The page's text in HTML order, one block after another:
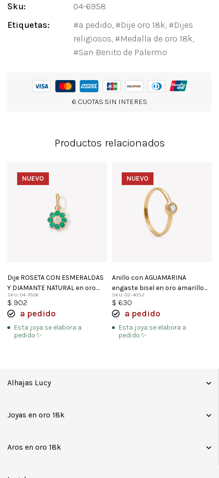
Sku:
04-6958
Etiquetas:
a pedido, Dije oro 18k,
Dijes
religiosos, Medalla de oro 18k,
San Benito de Palermo
6 CUOTAS SIN INTERES
Productos relacionados
NUEVO
Dije ROSETA CON ESMERALDAS
Y DIAMANTE NATURAL en oro
amarillo 18k
SKU: 04-7026
$ 902
a pedido
Esta joya se elabora a
pedido.✨
NUEVO
Anillo con AGUAMARINA
engaste bisel en oro amarillo
18k
SKU: 02-4052
$ 630
a pedido
Esta joya se elabora a
pedido.✨
Alhajas Lucy
Joyas en oro 18k
Aros en oro 18k